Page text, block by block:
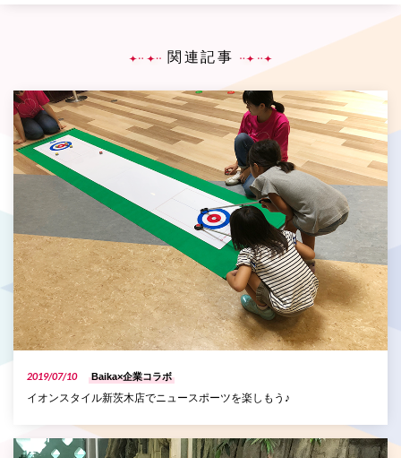
関連記事
2019/07/10 Baika×企業コラボ
イオンスタイル新茨木店でニュースポーツを楽しもう♪